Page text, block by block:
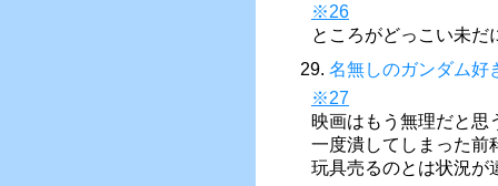
※26
ところがどっこい未だ
29. 名無しのガンダム好
※27
映画はもう無理だと思
一度潰してしまった前
玩具売るのとは状況が